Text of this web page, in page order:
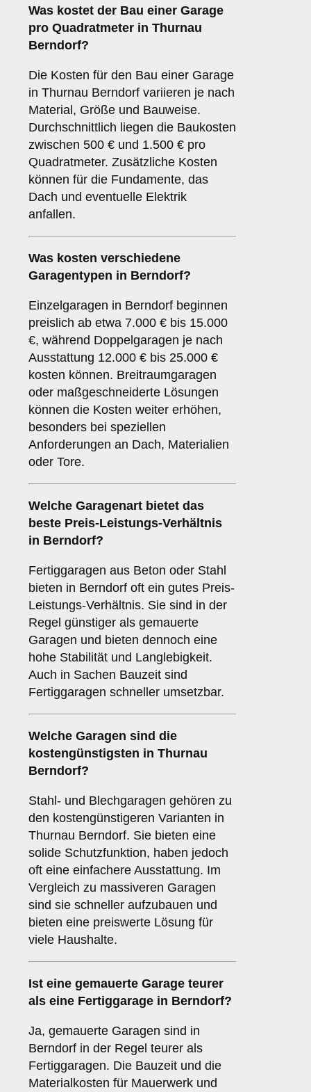
Was kostet der Bau einer Garage
pro Quadratmeter in Thurnau
Berndorf?
Die Kosten für den Bau einer Garage
in Thurnau Berndorf variieren je nach
Material, Größe und Bauweise.
Durchschnittlich liegen die Baukosten
zwischen 500 € und 1.500 € pro
Quadratmeter. Zusätzliche Kosten
können für die Fundamente, das
Dach und eventuelle Elektrik
anfallen.
Was kosten verschiedene
Garagentypen in Berndorf?
Einzelgaragen in Berndorf beginnen
preislich ab etwa 7.000 € bis 15.000
€, während Doppelgaragen je nach
Ausstattung 12.000 € bis 25.000 €
kosten können. Breitraumgaragen
oder maßgeschneiderte Lösungen
können die Kosten weiter erhöhen,
besonders bei speziellen
Anforderungen an Dach, Materialien
oder Tore.
Welche Garagenart bietet das
beste Preis-Leistungs-Verhältnis
in Berndorf?
Fertiggaragen aus Beton oder Stahl
bieten in Berndorf oft ein gutes Preis-
Leistungs-Verhältnis. Sie sind in der
Regel günstiger als gemauerte
Garagen und bieten dennoch eine
hohe Stabilität und Langlebigkeit.
Auch in Sachen Bauzeit sind
Fertiggaragen schneller umsetzbar.
Welche Garagen sind die
kostengünstigsten in Thurnau
Berndorf?
Stahl- und Blechgaragen gehören zu
den kostengünstigeren Varianten in
Thurnau Berndorf. Sie bieten eine
solide Schutzfunktion, haben jedoch
oft eine einfachere Ausstattung. Im
Vergleich zu massiveren Garagen
sind sie schneller aufzubauen und
bieten eine preiswerte Lösung für
viele Haushalte.
Ist eine gemauerte Garage teurer
als eine Fertiggarage in Berndorf?
Ja, gemauerte Garagen sind in
Berndorf in der Regel teurer als
Fertiggaragen. Die Bauzeit und die
Materialkosten für Mauerwerk und